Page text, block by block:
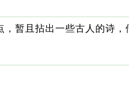
暂且拈出一些古人的诗，